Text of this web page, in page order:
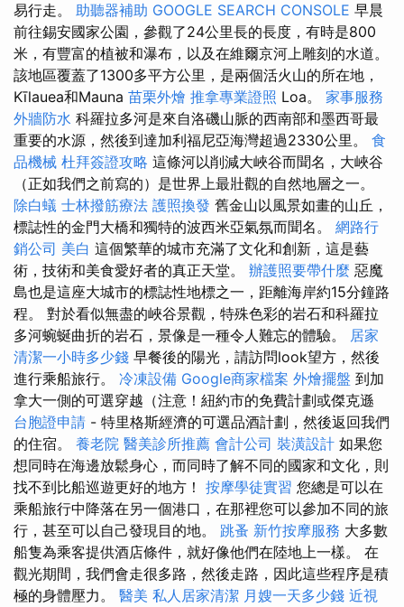
易行走。 助聽器補助 GOOGLE SEARCH CONSOLE 早晨
前往錫安國家公園，參觀了24公里長的長度，有時是800
米，有豐富的植被和瀑布，以及在維爾京河上雕刻的水道。
該地區覆蓋了1300多平方公里，是兩個活火山的所在地，
Kīlauea和Mauna 苗栗外燴 推拿專業證照 Loa。 家事服務
外牆防水 科羅拉多河是來自洛磯山脈的西南部和墨西哥最
重要的水源，然後到達加利福尼亞海灣超過2330公里。 食
品機械 杜拜簽證攻略 這條河以削減大峽谷而聞名，大峽谷
（正如我們之前寫的）是世界上最壯觀的自然地層之一。
除白蟻 士林撥筋療法 護照換發 舊金山以風景如畫的山丘，
標誌性的金門大橋和獨特的波西米亞氣氛而聞名。 網路行
銷公司 美白 這個繁華的城市充滿了文化和創新，這是藝
術，技術和美食愛好者的真正天堂。 辦護照要帶什麼 惡魔
島也是這座大城市的標誌性地標之一，距離海岸約15分鐘路
程。 對於看似無盡的峽谷景觀，特殊色彩的岩石和科羅拉
多河蜿蜒曲折的岩石，景像是一種令人難忘的體驗。 居家
清潔一小時多少錢 早餐後的陽光，請訪問look望方，然後
進行乘船旅行。 冷凍設備 Google商家檔案 外燴擺盤 到加
拿大一側的可選穿越（注意！紐約市的免費計劃或傑克遜
台胞證申請 - 特里格斯經濟的可選品酒計劃，然後返回我們
的住宿。 養老院 醫美診所推薦 會計公司 裝潢設計 如果您
想同時在海邊放鬆身心，而同時了解不同的國家和文化，則
找不到比船巡遊更好的地方！ 按摩學徒實習 您總是可以在
乘船旅行中降落在另一個港口，在那裡您可以參加不同的旅
行，甚至可以自己發現目的地。 跳蚤 新竹按摩服務 大多數
船隻為乘客提供酒店條件，就好像他們在陸地上一樣。 在
觀光期間，我們會走很多路，然後走路，因此這些程序是積
極的身體壓力。 醫美 私人居家清潔 月嫂一天多少錢 近視